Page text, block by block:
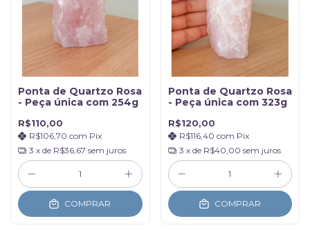
Ponta de Quartzo Rosa
- Peça única com 254g
R$110,00
R$106,70 com Pix
3 x de R$36,67 sem juros
COMPRAR
Ponta de Quartzo Rosa
- Peça única com 323g
R$120,00
R$116,40 com Pix
3 x de R$40,00 sem juros
COMPRAR